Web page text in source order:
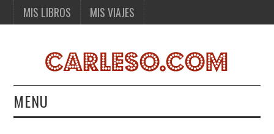
MIS LIBROS MIS VIAJES
MENU